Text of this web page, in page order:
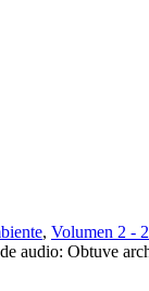
, Volumen 2 -
audio: Obtuve